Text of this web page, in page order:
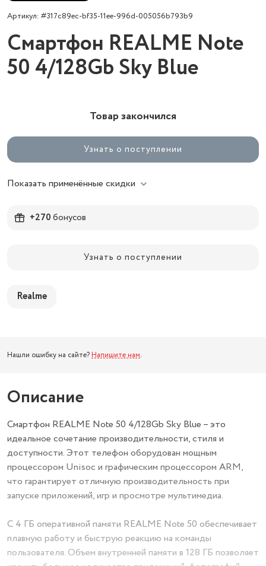
Артикул: #317c89ec-bf35-11ee-996d-005056b793b9
Смартфон REALME Note
50 4/128Gb Sky Blue
Товар закончился
Узнать о поступлении
Показать применённые скидки
+270бонусов
Узнать о поступлении
Realme
Нашли ошибку на сайте? Напишите нам.
Описание
Смартфон REALME Note 50 4/128Gb Sky Blue – это
идеальное сочетание производительности, стиля и
доступности. Этот телефон оборудован мощным
процессором Unisoc и графическим процессором ARM,
что гарантирует отличную производительность при
запуске приложений, игр и просмотре мультимедиа.
С 4 ГБ оперативной памяти REALME Note 50 обеспечивает
плавную работу и быструю реакцию на команды
пользователя. Объем внутренней памяти в 128 ГБ позволяет